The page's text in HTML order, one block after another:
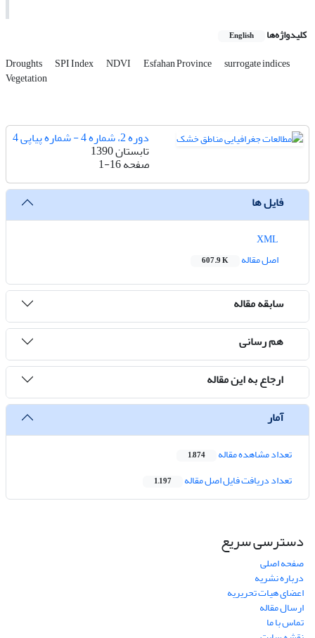
کلیدواژه‌ها English
Droughts SPI Index NDVI Esfahan Province surrogate indices
Vegetation
دوره 2، شماره 4 - شماره پیاپی 4
تابستان 1390
صفحه1-16
فایل ها
اصل مقاله
607.9 K
سابقه مقاله
هم رسانی
ارجاع به این مقاله
آمار
تعداد مشاهده مقاله 1,874
تعداد دریافت فایل اصل مقاله 1,197
دسترسی سریع
صفحه اصلی
درباره نشریه
اعضای هیات تحریریه
ارسال مقاله
تماس با ما